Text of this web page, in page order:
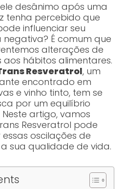
desânimo após uma
tenha percebido que
influenciar seu
É comum que
alterações de
hábitos alimentares.
Resveratrol, um
encontrado em
e vinho tinto, tem se
por um equilíbrio
artigo, vamos
Resveratrol pode
oscilações de
sua qualidade de vida.